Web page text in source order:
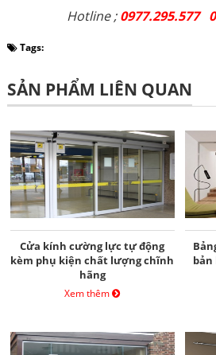
Hotline ; 0977.295.577
Tags:
SẢN PHẨM LIÊN QUAN
Cửa kính cường lực tự động
kèm phụ kiện chất lượng chĩnh
hãng
Xem thêm
bản